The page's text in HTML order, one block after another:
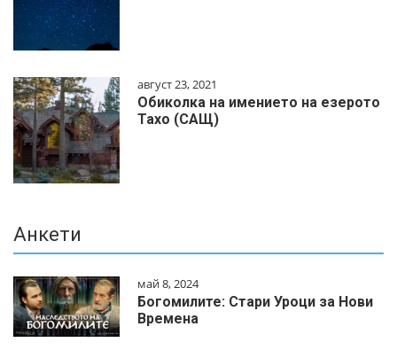
август 23, 2021
Обиколка на имението на езерото
Тахо (САЩ)
Анкети
май 8, 2024
Богомилите: Стари Уроци за Нови
Времена